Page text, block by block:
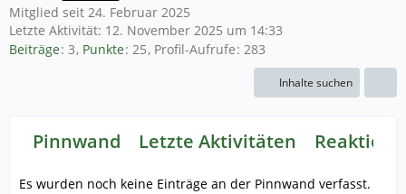
Mitglied seit 24. Februar 2025
Letzte Aktivität: 12. November 2025 um 14:33
Beiträge 3 Punkte 25 Profil-Aufrufe 283
Inhalte suchen
Pinnwand Letzte Aktivitäten
Es wurden noch keine Einträge an der Pinnwand verfasst.